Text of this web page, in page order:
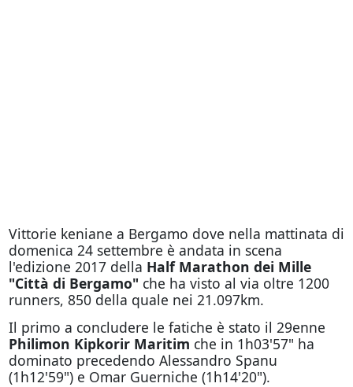
Vittorie keniane a Bergamo dove nella mattinata di
domenica 24 settembre è andata in scena
l'edizione 2017 della Half Marathon dei Mille
"Città di Bergamo" che ha visto al via oltre 1200
runners, 850 della quale nei 21.097km.
Il primo a concludere le fatiche è stato il 29enne
Philimon Kipkorir Maritim che in 1h03'57" ha
dominato precedendo Alessandro Spanu
(1h12'59") e Omar Guerniche (1h14'20").